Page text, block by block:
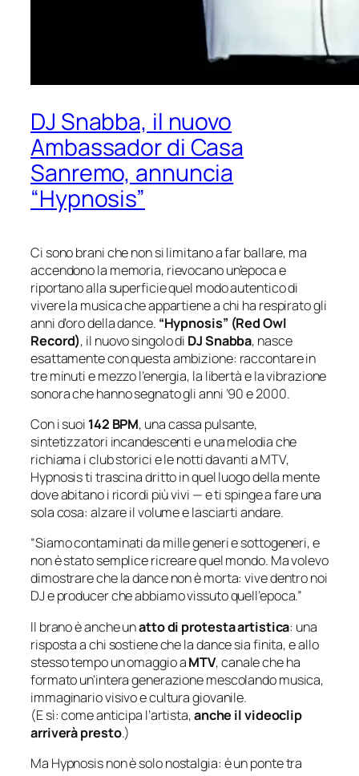
DJ Snabba, il nuovo
Ambassador di Casa
Sanremo, annuncia
“Hypnosis”
Ci sono brani che non si limitano a far ballare, ma
accendono la memoria, rievocano un’epoca e
riportano alla superficie quel modo autentico di
vivere la musica che appartiene a chi ha respirato gli
anni d’oro della dance. “Hypnosis” (Red Owl
Record), il nuovo singolo di DJ Snabba, nasce
esattamente con questa ambizione: raccontare in
tre minuti e mezzo l’energia, la libertà e la vibrazione
sonora che hanno segnato gli anni ’90 e 2000.
Con i suoi 142 BPM, una cassa pulsante,
sintetizzatori incandescenti e una melodia che
richiama i club storici e le notti davanti a MTV,
Hypnosisti trascina dritto in quel luogo della mente
dove abitano i ricordi più vivi — e ti spinge a fare una
sola cosa: alzare il volume e lasciarti andare.
“Siamo contaminati da mille generi e sottogeneri, e
non è stato semplice ricreare quel mondo. Ma volevo
dimostrare che la dance non è morta: vive dentro noi
DJ e producer che abbiamo vissuto quell’epoca.”
Il brano è anche unatto di protesta artistica: una
risposta a chi sostiene che la dance sia finita, e allo
stesso tempo un omaggio aMTV, canale che ha
formato un’intera generazione mescolando musica,
immaginario visivo e cultura giovanile.
(E sì: come anticipa l’artista,anche il videoclip
arriverà presto.)
Ma Hypnosisnon è solo nostalgia: è un ponte tra